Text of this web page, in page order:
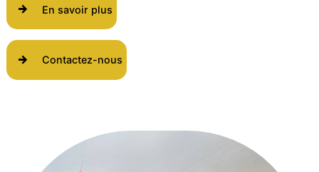
En savoir plus
Contactez-nous